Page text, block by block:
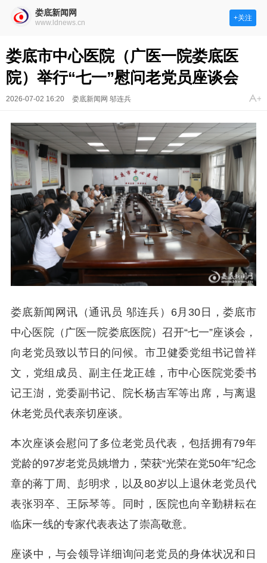
娄底新闻网
www.ldnews.cn
+关注
娄底市中心医院（广医一院娄底医
院）举行“七一”慰问老党员座谈会
2026-07-02 16:20 娄底新闻网 邬连兵
娄底新闻网讯（通讯员 邬连兵）6月30日，娄底市
中心医院（广医一院娄底医院）召开“七一”座谈会，
向老党员致以节日的问候。市卫健委党组书记曾祥
文，党组成员、副主任龙正雄，市中心医院党委书
记王澍，党委副书记、院长杨吉军等出席，与离退
休老党员代表亲切座谈。
本次座谈会慰问了多位老党员代表，包括拥有79年
党龄的97岁老党员姚增力，荣获“光荣在党50年”纪念
章的蒋丁周、彭明求，以及80岁以上退休老党员代
表张羽卒、王际琴等。同时，医院也向辛勤耕耘在
临床一线的专家代表表达了崇高敬意。
座谈中，与会领导详细询问老党员的身体状况和日